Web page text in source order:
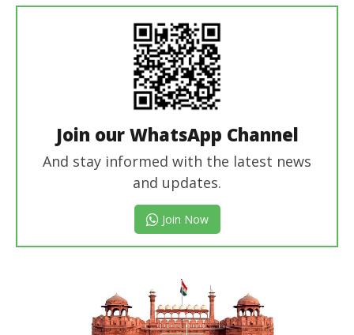
Join our WhatsApp Channel
And stay informed with the latest news
and updates.
Join Now